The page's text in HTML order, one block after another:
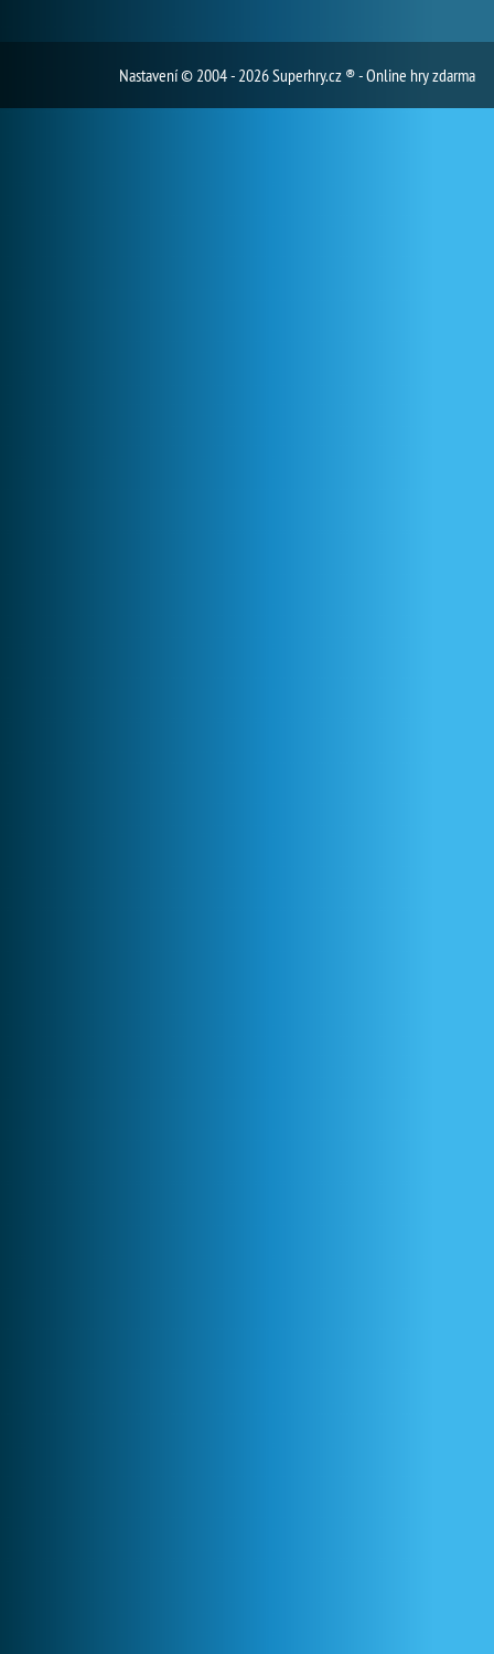
Nastavení© 2004 - 2026 Superhry.cz ® - Online hry zdarma